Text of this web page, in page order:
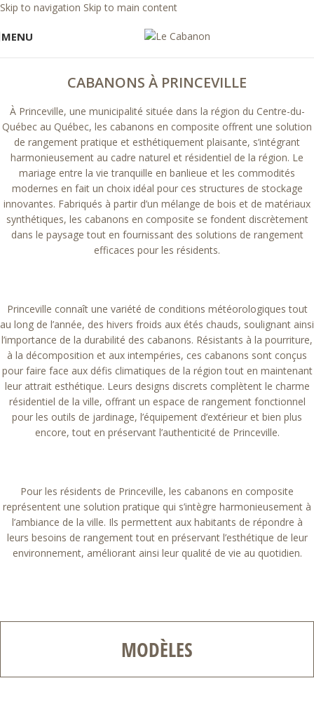
Skip to navigation Skip to main content
MENU
CABANONS À PRINCEVILLE
À Princeville, une municipalité située dans la région du Centre-du-
Québec au Québec, les cabanons en composite offrent une solution
de rangement pratique et esthétiquement plaisante, s’intégrant
harmonieusement au cadre naturel et résidentiel de la région. Le
mariage entre la vie tranquille en banlieue et les commodités
modernes en fait un choix idéal pour ces structures de stockage
innovantes. Fabriqués à partir d’un mélange de bois et de matériaux
synthétiques, les cabanons en composite se fondent discrètement
dans le paysage tout en fournissant des solutions de rangement
efficaces pour les résidents.
Princeville connaît une variété de conditions météorologiques tout
au long de l’année, des hivers froids aux étés chauds, soulignant ainsi
l’importance de la durabilité des cabanons. Résistants à la pourriture,
à la décomposition et aux intempéries, ces cabanons sont conçus
pour faire face aux défis climatiques de la région tout en maintenant
leur attrait esthétique. Leurs designs discrets complètent le charme
résidentiel de la ville, offrant un espace de rangement fonctionnel
pour les outils de jardinage, l’équipement d’extérieur et bien plus
encore, tout en préservant l’authenticité de Princeville.
Pour les résidents de Princeville, les cabanons en composite
représentent une solution pratique qui s’intègre harmonieusement à
l’ambiance de la ville. Ils permettent aux habitants de répondre à
leurs besoins de rangement tout en préservant l’esthétique de leur
environnement, améliorant ainsi leur qualité de vie au quotidien.
MODÈLES